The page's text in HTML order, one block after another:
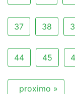
37 38
44 45
proximo »